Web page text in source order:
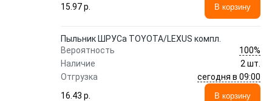
15.97 p.
В корзину
Пыльник ШРУСа TOYOTA/LEXUS компл.
Вероятность
100%
Наличие
2 шт.
Отгрузка
сегодня в 09:00
16.43 p.
В корзину